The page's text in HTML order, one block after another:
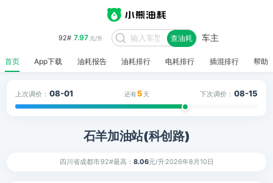
92# 7.97元/升 查油耗 车主
首页 App下载 油耗报告 油耗排行 电耗排行 插混排行 帮助
上次调价： 08-01 还有5 天 下次调价： 08-15
石羊加油站(科创路)
四川省成都市92#最高： 8.06元/升2026年8月10日